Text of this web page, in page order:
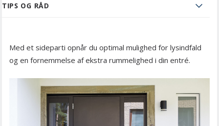
TIPS OG RÅD
Med et sideparti opnår du optimal mulighed for lysindfald
og en fornemmelse af ekstra rummelighed i din entré.